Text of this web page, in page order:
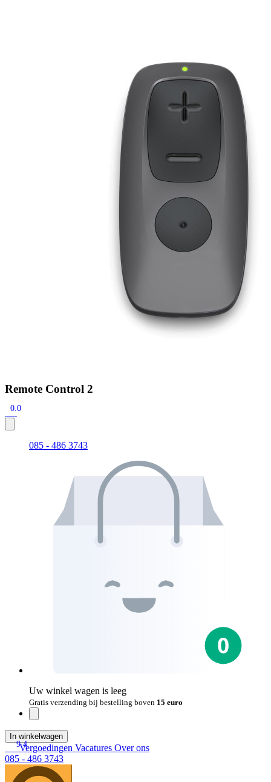
Widex filters FiltersDomes
Signia Active Mini IX - Oplaadbaar
De Signia Active Mini IX is het nieuwste hoortoestel van Signia.
Remote Control 2
0.0
085 - 486 3743
Uw winkel wagen is leeg
Gratis verzending bij bestelling boven 15 euro
In winkelwagen
9.4
Vergoedingen Vacatures Over ons
085 - 486 3743